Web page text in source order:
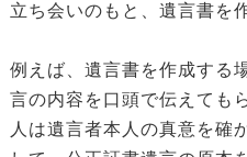
立ち会いのもと、遺言書を
例えば、遺言書を作成する
言の内容を口頭で伝えても
人は遺言者本人の真意を確